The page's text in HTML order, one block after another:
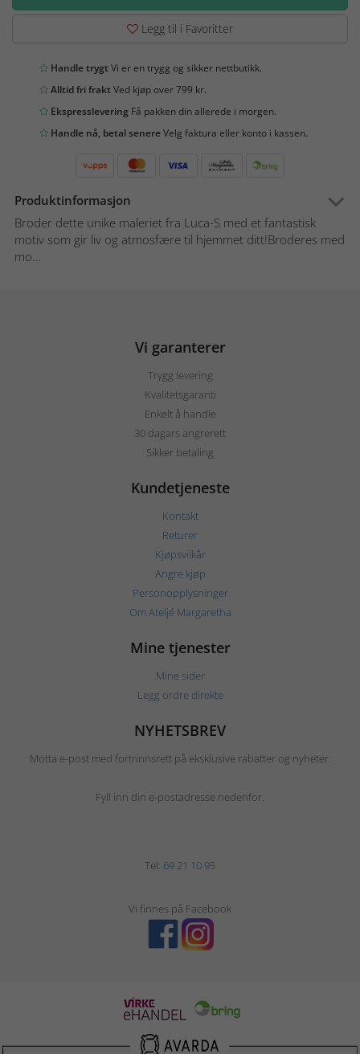
Legg til i Favoritter
Handle trygtVi er en trygg og sikker nettbutikk.
Alltid fri fraktVed kjøp over 799 kr.
Ekspresslevering Få pakken din allerede i morgen.
Handle nå, betal senereVelg faktura eller konto i kassen.
Produktinformasjon
Broder dette unike maleriet fra Luca-S med et fantastisk
motiv som gir liv og atmosfære til hjemmet ditt!Broderes med
mo...
Vi garanterer
Trygg levering
Kvalitetsgaranti
Enkelt å handle
30 dagars angrerett
Sikker betaling
Kundetjeneste
Kontakt
Returer
Kjøpsvilkår
Angre kjøp
Personopplysninger
Om Ateljé Margaretha
Mine tjenester
Mine sider
Legg ordre direkte
NYHETSBREV
Motta e-post med fortrinnsrett på eksklusive rabatter og nyheter.
Fyll inn din e-postadresse nedenfor.
Tel: 69 21 10 95
Vi finnes på Facebook